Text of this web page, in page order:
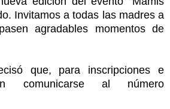
Invitamos a todas las madres a
agradables momentos de
que, para inscripciones e
comunicarse al número